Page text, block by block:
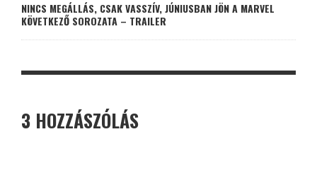
NINCS MEGÁLLÁS, CSAK VASSZÍV, JÚNIUSBAN JÖN A MARVEL
KÖVETKEZŐ SOROZATA – TRAILER
3 HOZZÁSZÓLÁS